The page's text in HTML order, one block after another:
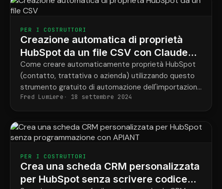
PER I COSTRUTTORI
Creazione automatica di proprietà
HubSpot da un file CSV con Claude
Code
Come creare automaticamente proprietà HubSpot
(contatto, trattativa o azienda) utilizzando questo
strumento gratuito di automazione dell'importazione
basato su APIANT.
Fred Lumiere 18 settembre 2024
PER I COSTRUTTORI
Crea una scheda CRM personalizzata
per HubSpot senza scrivere codice